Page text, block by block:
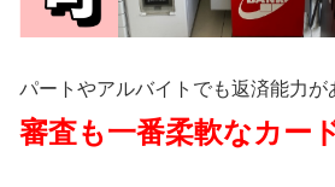
パートやアルバイトでも返済能力が
審査も一番柔軟なカー